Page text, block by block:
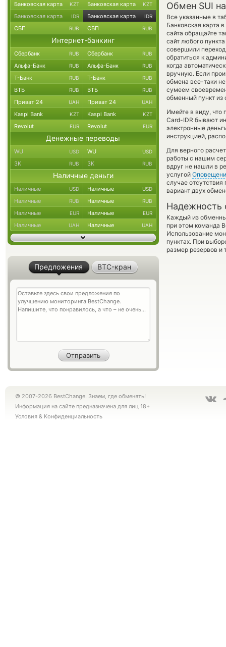
Обмен SUI
Все указанные в
Банковская карта
сайта обращайте
сайт любого
совершили
обратиться к
когда
вручную. Если
обмена все-таки
сумеем
обменный пункт из
Имейте в виду, что
Card-IDR бывают
электронные
инструкцией,
Для верного
работы с нашим
вдруг не нашли в
услугой
случае
вариант двух
Надежность
Каждый из
при этом команда
Использование
пунктах. При
размер резервов и
Банковская карта KZT Банковская карта KZT
Банковская карта IDR Банковская карта IDR
СБП RUB СБП RUB
Интернет-банкинг
Сбербанк RUB Сбербанк RUB
Альфа-Банк RUB Альфа-Банк RUB
Т-Банк RUB Т-Банк RUB
ВТБ RUB ВТБ RUB
Приват 24 UAH Приват 24 UAH
Kaspi Bank KZT Kaspi Bank KZT
Revolut EUR Revolut EUR
Денежные переводы
WU USD WU USD
ЗК RUB ЗК RUB
Наличные деньги
Наличные USD Наличные USD
Наличные RUB Наличные RUB
Наличные EUR Наличные EUR
Наличные UAH Наличные UAH
Предложения BTC-кран
© 2007-2026 BestChange. Знаем, где обменять!
Информация на сайте предназначена для лиц 18+
Условия & Конфиденциальность